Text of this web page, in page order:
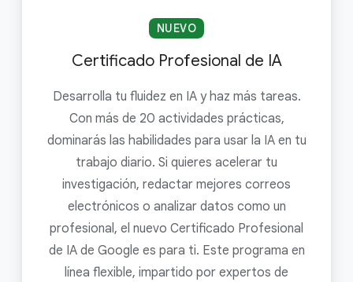
NUEVO
Certificado Profesional de IA
Desarrolla tu fluidez en IA y haz más tareas.
Con más de 20 actividades prácticas,
dominarás las habilidades para usar la IA en tu
trabajo diario. Si quieres acelerar tu
investigación, redactar mejores correos
electrónicos o analizar datos como un
profesional, el nuevo Certificado Profesional
de IA de Google es para ti. Este programa en
línea flexible, impartido por expertos de